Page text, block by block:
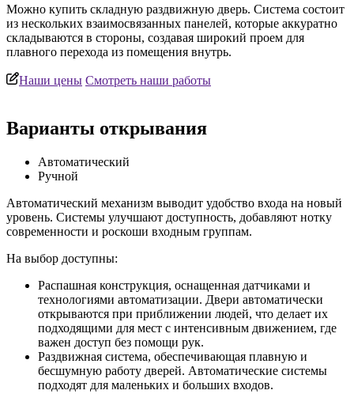
Можно купить складную раздвижную дверь. Система состоит
из нескольких взаимосвязанных панелей, которые аккуратно
складываются в стороны, создавая широкий проем для
плавного перехода из помещения внутрь.
Наши цены Смотреть наши работы
Варианты открывания
Автоматический
Ручной
Автоматический механизм выводит удобство входа на новый
уровень. Системы улучшают доступность, добавляют нотку
современности и роскоши входным группам.
На выбор доступны:
Распашная конструкция, оснащенная датчиками и
технологиями автоматизации. Двери автоматически
открываются при приближении людей, что делает их
подходящими для мест с интенсивным движением, где
важен доступ без помощи рук.
Раздвижная система, обеспечивающая плавную и
бесшумную работу дверей. Автоматические системы
подходят для маленьких и больших входов.